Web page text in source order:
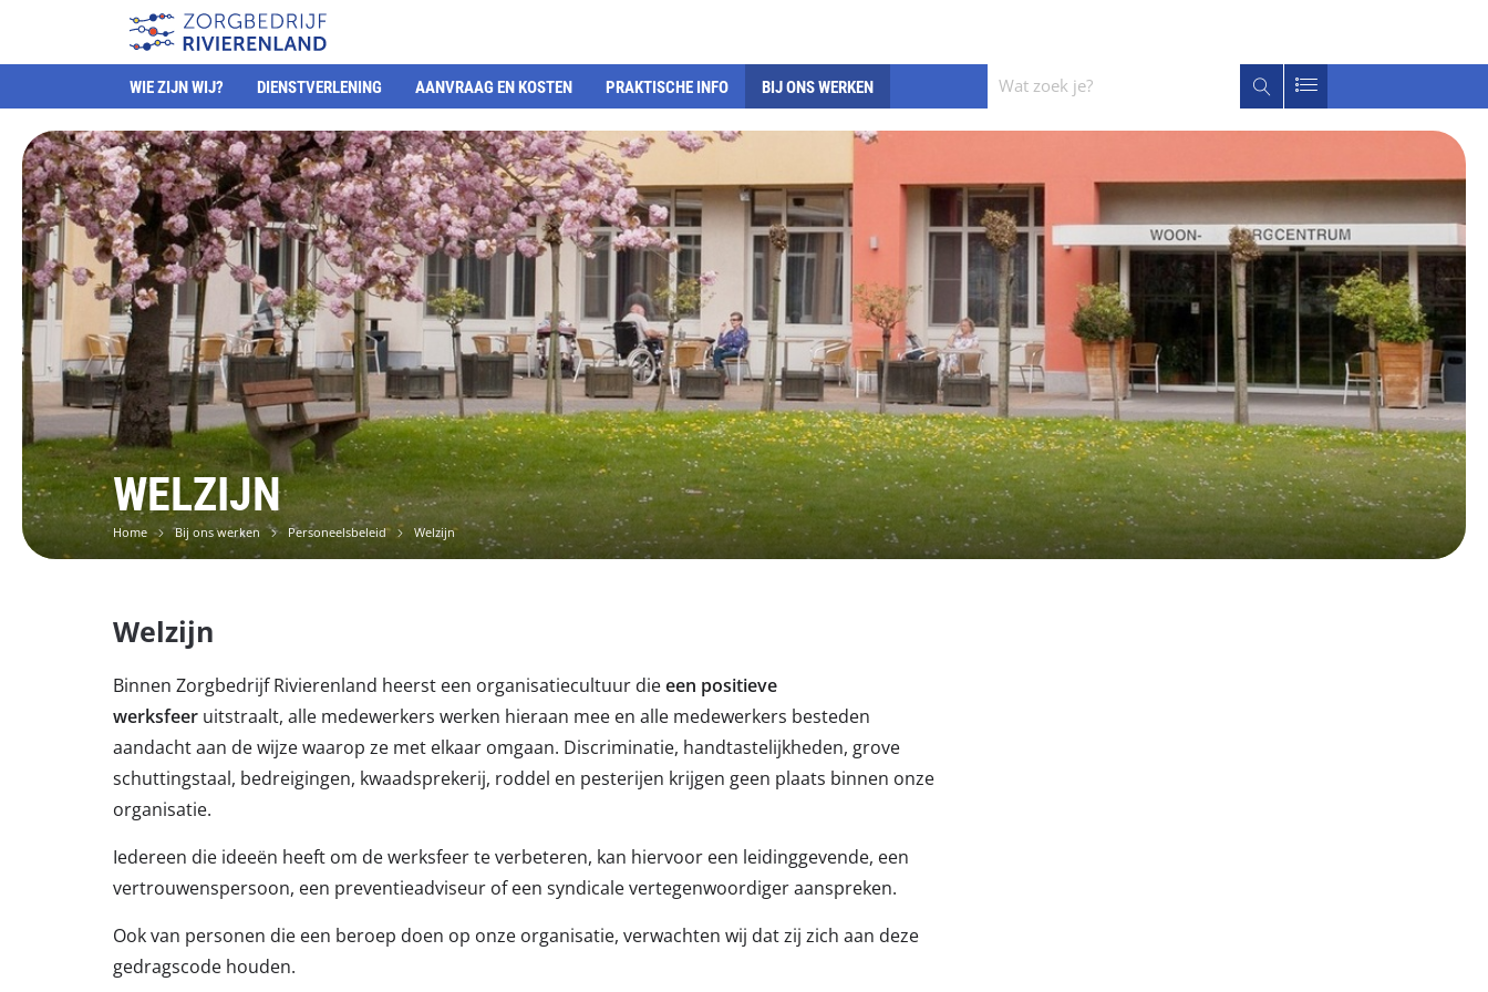
WIE ZIJN WIJ? DIENSTVERLENING AANVRAAG EN KOSTEN PRAKTISCHE INFO BIJ ONS WERKEN
Wat
zoek
je?
Zoeken
WELZIJN
Home Bij ons werken Personeelsbeleid Welzijn
Welzijn
Binnen Zorgbedrijf Rivierenland heerst een organisatiecultuur dieeen positieve
werksfeer uitstraalt, alle medewerkers werken hieraan mee en alle medewerkers besteden
aandacht aan de wijze waarop ze met elkaar omgaan. Discriminatie, handtastelijkheden, grove
schuttingstaal, bedreigingen, kwaadsprekerij, roddel en pesterijen krijgen geen plaats binnen onze
organisatie.
Iedereen die ideeën heeft om de werksfeer te verbeteren, kan hiervoor een leidinggevende, een
vertrouwenspersoon, een preventieadviseur of een syndicale vertegenwoordiger aanspreken.
Ook van personen die een beroep doen op onze organisatie, verwachten wij dat zij zich aan deze
gedragscode houden.